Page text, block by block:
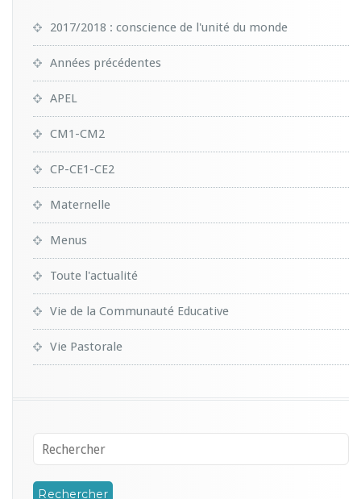
2017/2018 : conscience de l'unité du monde
Années précédentes
APEL
CM1-CM2
CP-CE1-CE2
Maternelle
Menus
Toute l'actualité
Vie de la Communauté Educative
Vie Pastorale